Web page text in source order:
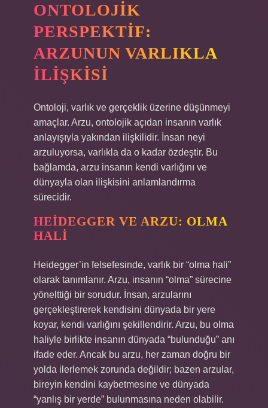
ONTOLOJIK
PERSPEKTIF:
ARZUNUN VARLIKLA
İLIŞKISI
Ontoloji, varlık ve gerçeklik üzerine düşünmeyi
amaçlar. Arzu, ontolojik açıdan insanın varlık
anlayışıyla yakından ilişkilidir. İnsan neyi
arzuluyorsa, varlıkla da o kadar özdeştir. Bu
bağlamda, arzu insanın kendi varlığını ve
dünyayla olan ilişkisini anlamlandırma
sürecidir.
HEIDEGGER VE ARZU: OLMA
HALI
Heidegger’in felsefesinde, varlık bir “olma hali”
olarak tanımlanır. Arzu, insanın “olma” sürecine
yönelttiği bir sorudur. İnsan, arzularını
gerçekleştirerek kendisini dünyada bir yere
koyar, kendi varlığını şekillendirir. Arzu, bu olma
haliyle birlikte insanın dünyada “bulunduğu” anı
ifade eder. Ancak bu arzu, her zaman doğru bir
yolda ilerlemek zorunda değildir; bazen arzular,
bireyin kendini kaybetmesine ve dünyada
“yanlış bir yerde” bulunmasına neden olabilir.